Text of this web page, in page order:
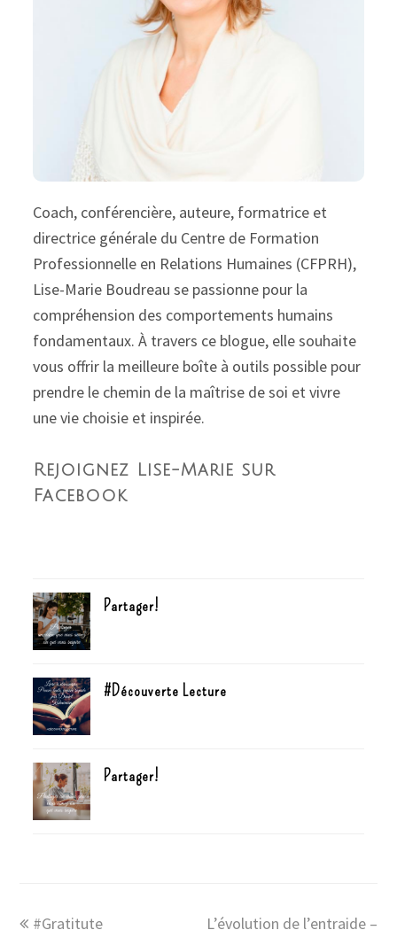
Coach, conférencière, auteure, formatrice et
directrice générale du Centre de Formation
Professionnelle en Relations Humaines (CFPRH),
Lise-Marie Boudreau se passionne pour la
compréhension des comportements humains
fondamentaux. À travers ce blogue, elle souhaite
vous offrir la meilleure boîte à outils possible pour
prendre le chemin de la maîtrise de soi et vivre
une vie choisie et inspirée.
Rejoignez Lise-Marie sur
Facebook
Partager!
#Découverte Lecture
Partager!
#Gratitute L’évolution de l’entraide –